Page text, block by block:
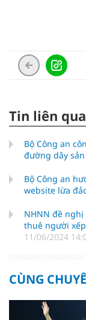
Tin liên
Bộ Công an
đường dây
Bộ Công an
website lừa
NHNN đề
thuê người
11/06/2024
CÙNG